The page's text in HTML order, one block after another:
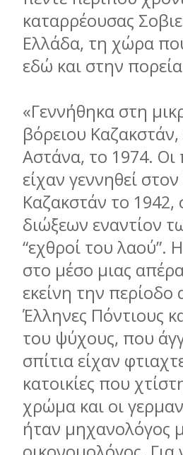
καταρρέουσας
Ελλάδα, τη χώρα
εδώ και στην
«Γεννήθηκα στη
βόρειου
Αστάνα, το 1974. Οι
είχαν γεννηθεί
Καζακστάν το 1942,
διώξεων εναντίον
“εχθροί του λαoύ”.
στο µέσο µιας
εκείνη την περίοδο
Έλληνες Πόντιους
του ψύχους, που
σπίτια είχαν
κατοικίες που
χρώµα και οι
ήταν µηχανολόγος